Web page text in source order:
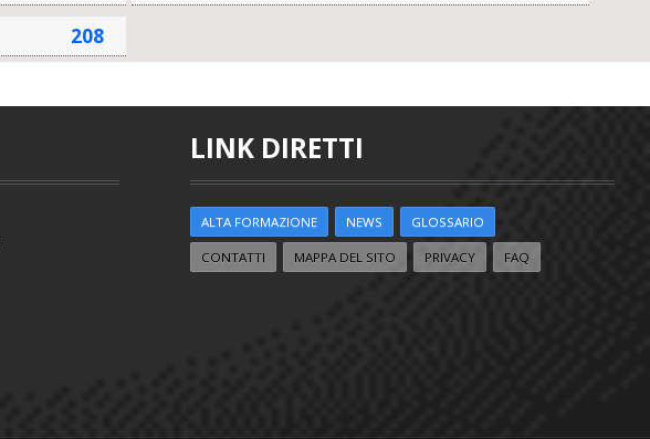
208
LINK DIRETTI
ALTA FORMAZIONE NEWS GLOSSARIO
CONTATTI MAPPA DEL SITO PRIVACY FAQ